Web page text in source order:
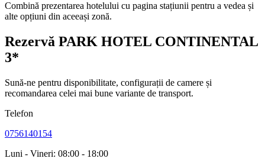
Combină prezentarea hotelului cu pagina stațiunii pentru a vedea și
alte opțiuni din aceeași zonă.
Rezervă PARK HOTEL CONTINENTAL
3*
Sună-ne pentru disponibilitate, configurații de camere și
recomandarea celei mai bune variante de transport.
Telefon
0756140154
Luni - Vineri: 08:00 - 18:00